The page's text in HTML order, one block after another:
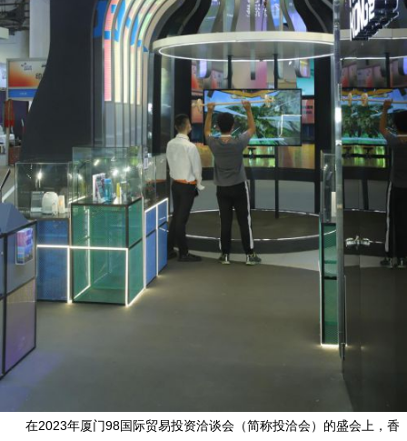
在2023年厦门98国际贸易投资洽谈会（简称投洽会）的盛会上，香